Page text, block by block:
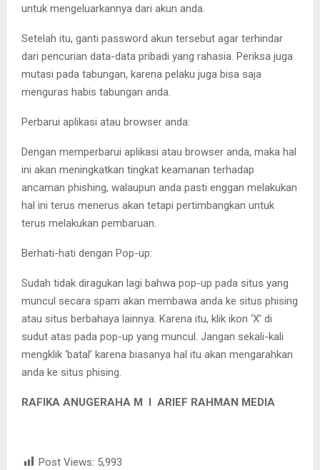
untuk mengeluarkannya dari akun anda.
Setelah itu, ganti password akun tersebut agar terhindar
dari pencurian data-data pribadi yang rahasia. Periksa juga
mutasi pada tabungan, karena pelaku juga bisa saja
menguras habis tabungan anda.
Perbarui aplikasi atau browser anda:
Dengan memperbarui aplikasi atau browser anda, maka hal
ini akan meningkatkan tingkat keamanan terhadap
ancaman phishing, walaupun anda pasti enggan melakukan
hal ini terus menerus akan tetapi pertimbangkan untuk
terus melakukan pembaruan.
Berhati-hati dengan Pop-up:
Sudah tidak diragukan lagi bahwa pop-up pada situs yang
muncul secara spam akan membawa anda ke situs phising
atau situs berbahaya lainnya. Karena itu, klik ikon ‘X’ di
sudut atas pada pop-up yang muncul. Jangan sekali-kali
mengklik ‘batal’ karena biasanya hal itu akan mengarahkan
anda ke situs phising.
RAFIKA ANUGERAHA M I ARIEF RAHMAN MEDIA
Post Views: 5,993